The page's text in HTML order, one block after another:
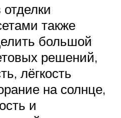
также
большой
решений,
лёгкость
на солнце,
и